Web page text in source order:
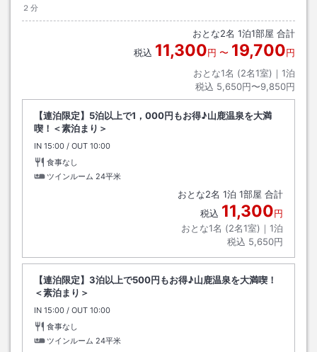
２分
おとな2名 1泊1部屋 合計
税込 11,300円 〜 19,700円
おとな1名 (2名1室)｜ 1泊
税込 5,650円〜9,850円
【連泊限定】5泊以上で1，000円もお得♪山鹿温泉を大満
喫！＜素泊まり＞
IN チェックイン
15:00 / OUT チェックアウト
10:00
食事なし
ツインルーム 24平米
おとな2名 1泊 1部屋 合計
税込 11,300円
おとな1名 (2名1室)｜ 1泊
税込 5,650円
【連泊限定】3泊以上で500円もお得♪山鹿温泉を大満喫！
＜素泊まり＞
IN チェックイン
15:00 / OUT チェックアウト
10:00
食事なし
ツインルーム 24平米